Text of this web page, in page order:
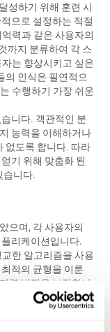
성하기 위해 훈련 시
으로 설정하는 적절
력과 같은 사용자의
까지 분류하여 각 스
는 향상시키고 싶은
의 인식은 필연적으
수행하기 가장 쉬운
니다. 객관적인 분
능력을 이해하거나
없도록 합니다. 따라
기 위해 맞춤화 된
습니다.
으며, 각 사용자의
리케이션입니다.
한 알고리즘을 사용
적의 균형을 이룬
력 발전을 보장합니
속적으로 모니터하
련 효과를 책임집니